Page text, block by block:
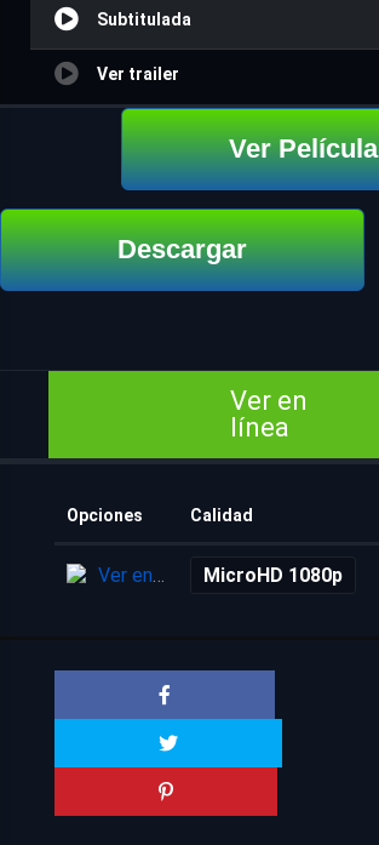
Subtitulada
Ver trailer
Ver Película
Descargar
Ver en
línea
Opciones Calidad
Ver en línea MicroHD 1080p